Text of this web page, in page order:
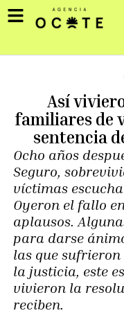
Así
familiares de
sentencia
Ocho años
Seguro,
víctimas
Oyeron el fallo
aplausos.
para darse
las que
la justicia, este
vivieron la
reciben.